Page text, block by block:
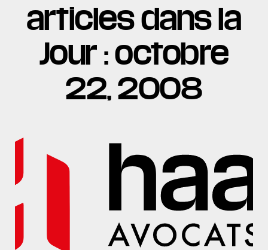
articles dans la
Jour : octobre
22, 2008